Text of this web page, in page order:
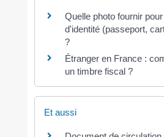
Quelle photo fournir
d'identité (passeport,
?
Étranger en France :
un timbre fiscal ?
Et aussi